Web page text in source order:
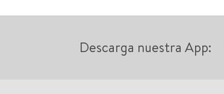
Descarga nuestra App: